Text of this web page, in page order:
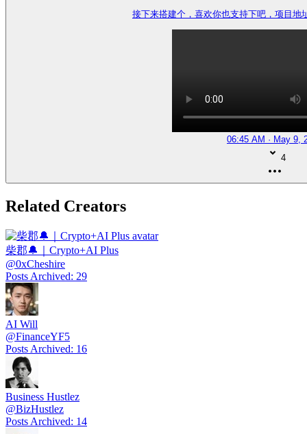
接下来搭建个，喜欢你也支持下吧，项目地
06:45 AM · May 9,
4
Related Creators
柴郡🔔｜Crypto+AI Plus
@0xCheshire
Posts Archived: 29
AI Will
@FinanceYF5
Posts Archived: 16
Business Hustlez
@BizHustlez
Posts Archived: 14